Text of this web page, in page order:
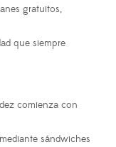
gratuitos,
que siempre
comienza con
sándwiches